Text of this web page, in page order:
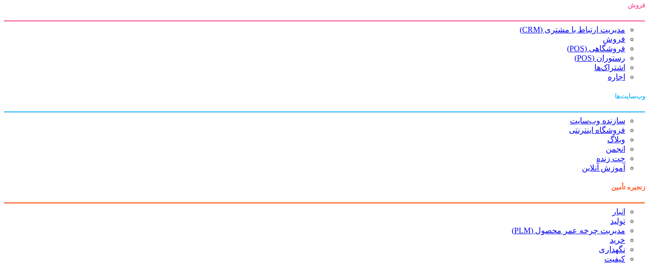
فروش
مدیریت ارتباط با مشتری (CRM)
فروش
فروشگاهی (POS)
رستوران (POS)
اشتراک‌ها
اجاره
وب‌سایت‌ها
سازنده وب‌سایت
فروشگاه اینترنتی
وبلاگ
انجمن
چت زنده
آموزش آنلاین
زنجیره تأمین
انبار
تولید
مدیریت چرخه عمر محصول (PLM)
خرید
نگهداری
کیفیت